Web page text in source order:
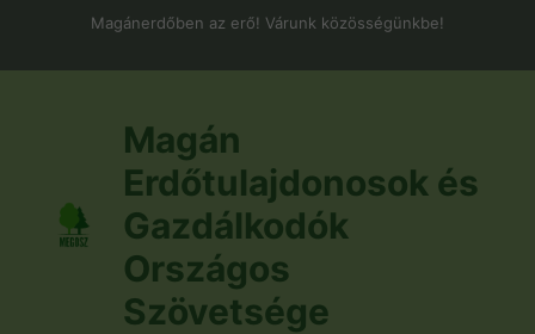
Magánerdőben az erő! Várunk közösségünkbe!
Magán
Erdőtulajdonosok és
Gazdálkodók
Országos
Szövetsége